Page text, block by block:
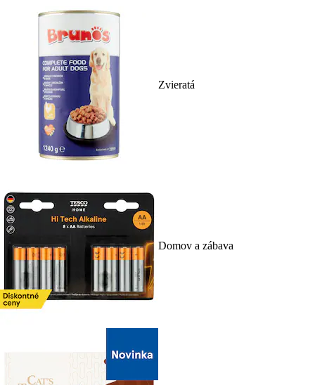
Zvieratá
Domov a zábava